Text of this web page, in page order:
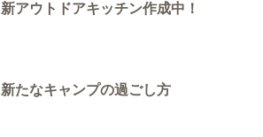
新アウトドアキッチン作成中！
新たなキャンプの過ごし方